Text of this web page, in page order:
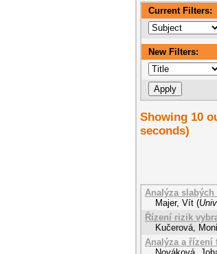
Current Filters:
New Filters:
Showing 10
seconds)
Analýza
Majer, Vít (
Řízení rizik
Kučerová,
Analýza a